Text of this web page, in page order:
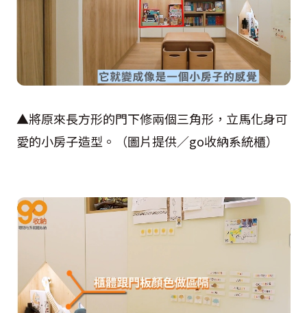
▲將原來長方形的門下修兩個三角形，立馬化身可
愛的小房子造型。（圖片提供／go收納系統櫃）